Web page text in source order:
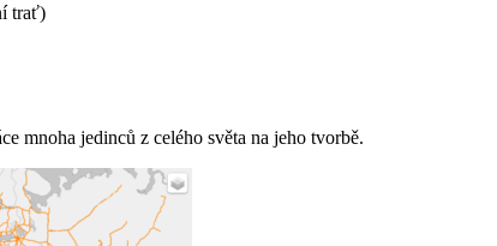
trať)
mnoha jedinců z celého světa na jeho tvorbě.